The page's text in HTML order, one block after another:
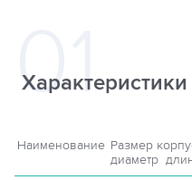
Наименование Размер
диаметр